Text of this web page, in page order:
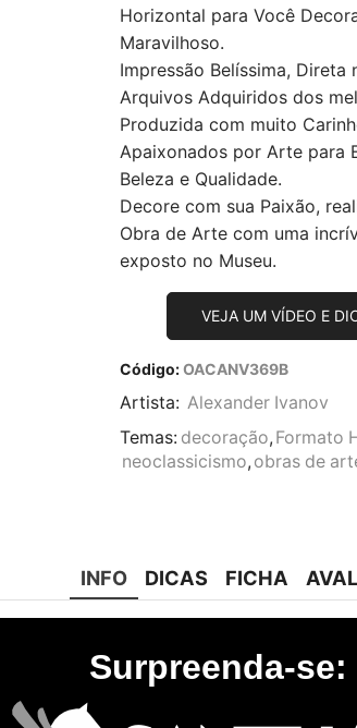
Horizontal para Você
Maravilhoso.
Impressão Belíssima, Direta
Arquivos Adquiridos dos
Produzida com muito
Apaixonados por Arte para
Beleza e Qualidade.
Decore com sua Paixão,
Obra de Arte com uma
exposto no Museu.
VEJA UM VÍDEO E
Código:OACANV369B
Artista: Alexander Ivanov
Temas: decoração, Formato
neoclassicismo, obras de
INFO DICAS FICHA
Surpreenda-se: